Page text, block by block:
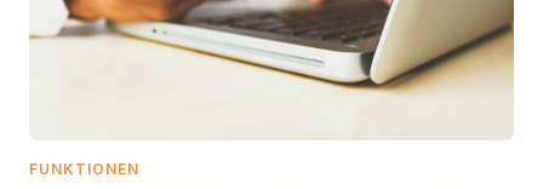
FUNKTIONEN